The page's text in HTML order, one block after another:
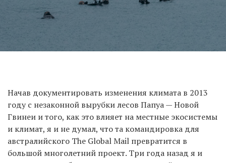
Начав документировать изменения климата в 2013
году с незаконной вырубки лесов Папуа — Новой
Гвинеи и того, как это влияет на местные экосистемы
и климат, я и не думал, что та командировка для
австралийского The Global Mail превратится в
большой многолетний проект. Три года назад я и